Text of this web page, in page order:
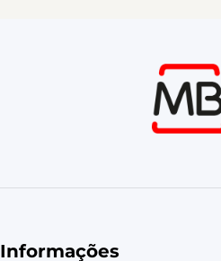
Informações